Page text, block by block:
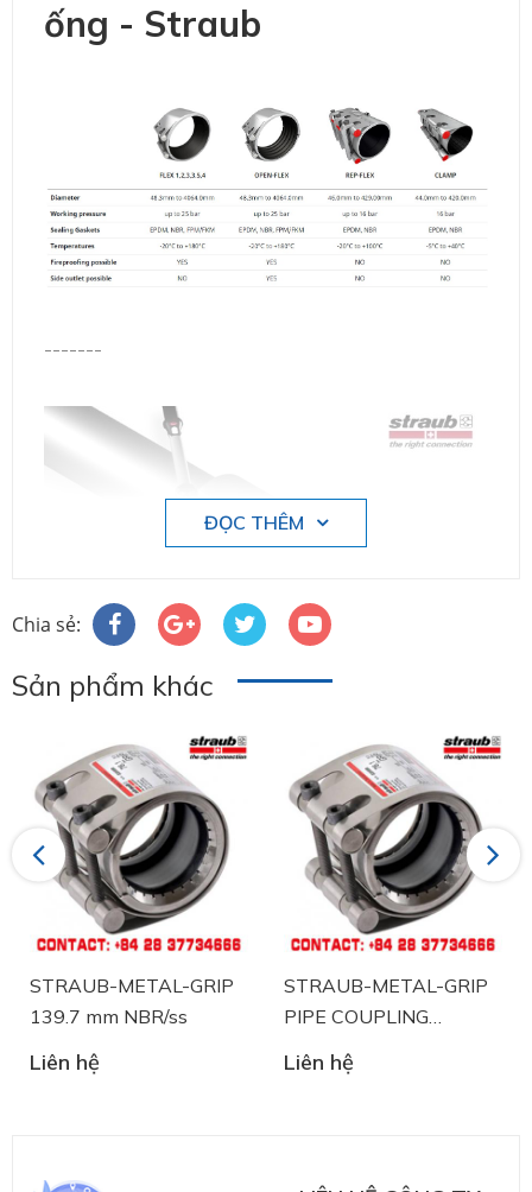
ống - Straub
-------
Straub
là nhà sản xuất thiết bị khớp nối ống và
ĐỌC THÊM
Chia sẻ:
Sản phẩm khác
Previous
STRAUB-METAL-GRIP
139.7 mm NBR/ss
Liên hệ
STRAUB-METAL-GRIP
PIPE COUPLING
STRAUB 88.9 mm
NBR/ss
Liên hệ
Next